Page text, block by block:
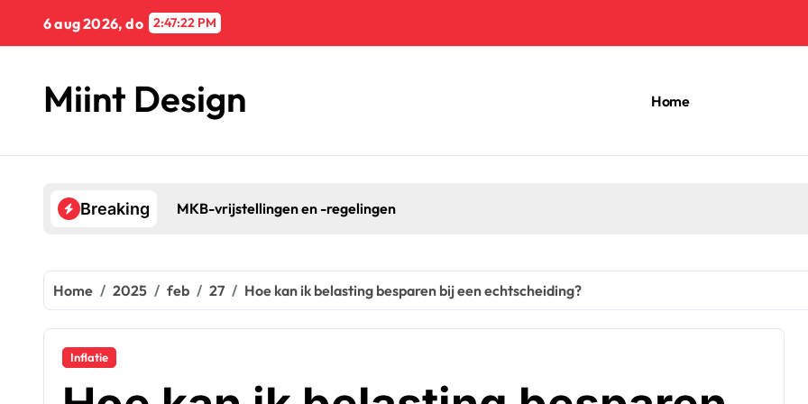
inhoud
6 aug 2026, do 2:47:23 PM
Miint Design Home
Breaking MKB-vrijstellingen en -regelingen
Home 2025 feb 27 Hoe kan ik belasting besparen bij een echtscheiding?
Inflatie